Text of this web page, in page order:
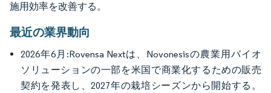
施用効率を改善する。
最近の業界動向
2026年6月:Rovensa Nextは、Novonesisの農業用バイオ
ソリューションの一部を米国で商業化するための販売
契約を発表し、2027年の栽培シーズンから開始する。